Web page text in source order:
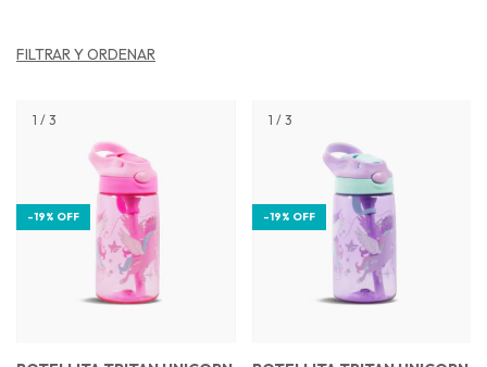
FILTRAR Y ORDENAR
1 / 3
-19% OFF
1 / 3
-19% OFF